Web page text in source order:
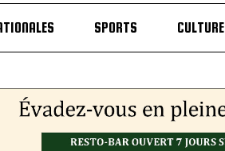
SPORTS CULTURE